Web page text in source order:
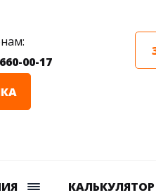
00-17
КАЛЬКУЛЯТОР